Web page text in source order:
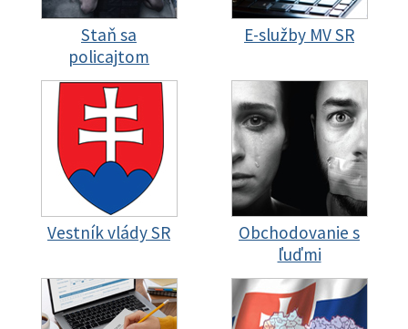
Staň sa
policajtom
E-služby MV SR
Vestník vlády SR
Obchodovanie s
ľuďmi